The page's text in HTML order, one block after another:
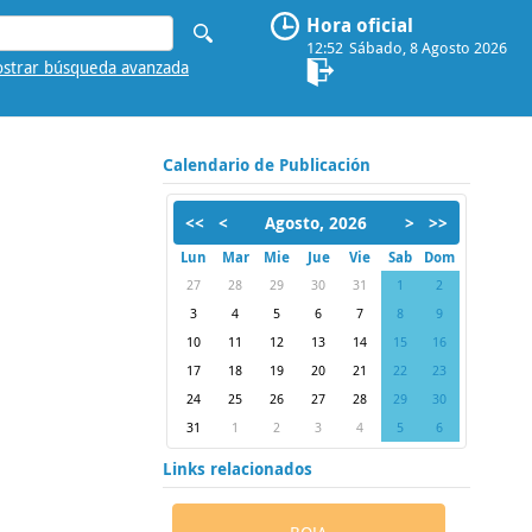
Hora oficial
12:52 Sábado, 8 Agosto 2026
búsqueda avanzada
Calendario de Publicación
<< < Agosto, 2026 > >>
Lun Mar Mie Jue Vie Sab Dom
27 28 29 30 31 1
2
3
4 5 6 7 8
9
10
11 12 13 14 15
16
17
18 19 20 21 22
23
24
25 26 27 28 29
30
31
1 2 3 4 5 6
Links relacionados